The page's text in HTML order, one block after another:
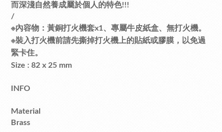
而深淺自然養成屬於個人的特色!!!
/
※內容物：黃銅打火機套x1、專屬牛皮紙盒、無打火機。
※裝入打火機前請先撕掉打火機上的貼紙或膠膜，以免過
緊卡住。
Size : 82 x 25 mm
INFO
Material
Brass